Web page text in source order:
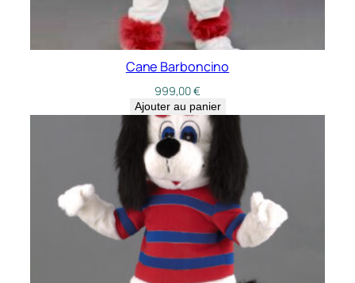
Cane Barboncino
999,00€
Ajouter au panier